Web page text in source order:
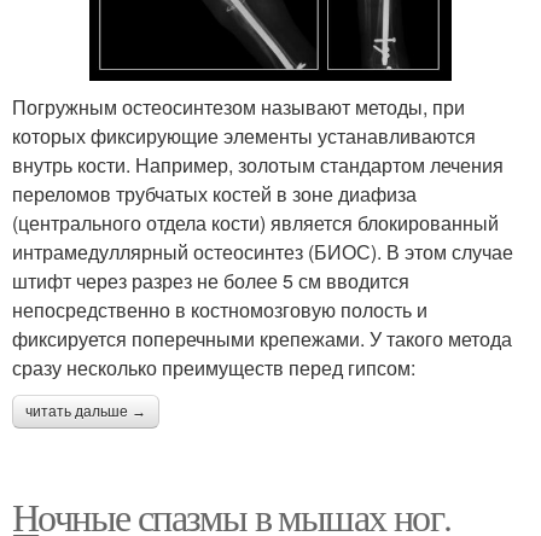
Погружным остеосинтезом называют методы, при
которых фиксирующие элементы устанавливаются
внутрь кости. Например, золотым стандартом лечения
переломов трубчатых костей в зоне диафиза
(центрального отдела кости) является блокированный
интрамедуллярный остеосинтез (БИОС). В этом случае
штифт через разрез не более 5 см вводится
непосредственно в костномозговую полость и
фиксируется поперечными крепежами. У такого метода
сразу несколько преимуществ перед гипсом:
читать дальше →
Ночные спазмы в мышах ног.